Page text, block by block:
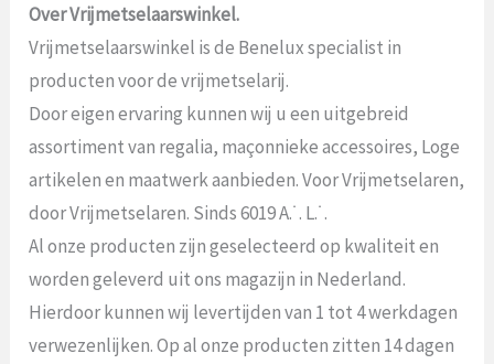
Over Vrijmetselaarswinkel.
Vrijmetselaarswinkel is de Benelux specialist in
producten voor de vrijmetselarij.
Door eigen ervaring kunnen wij u een uitgebreid
assortiment van regalia, maçonnieke accessoires, Loge
artikelen en maatwerk aanbieden. Voor Vrijmetselaren,
door Vrijmetselaren. Sinds 6019 A.˙. L.˙.
Al onze producten zijn geselecteerd op kwaliteit en
worden geleverd uit ons magazijn in Nederland.
Hierdoor kunnen wij levertijden van 1 tot 4 werkdagen
verwezenlijken. Op al onze producten zitten 14 dagen